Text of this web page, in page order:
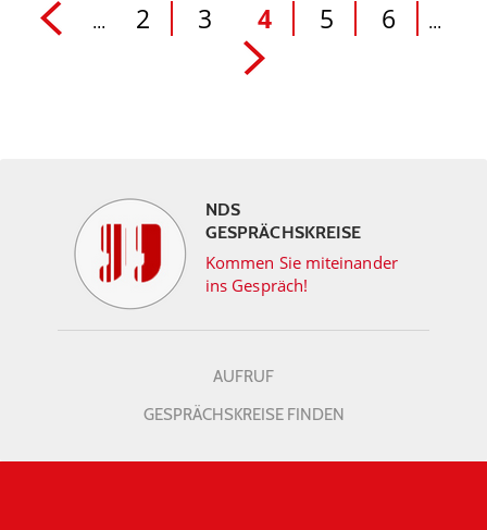
... 2 3 4 5 6 ...
NDS
GESPRÄCHSKREISE
Kommen Sie miteinander
ins Gespräch!
AUFRUF
GESPRÄCHSKREISE FINDEN